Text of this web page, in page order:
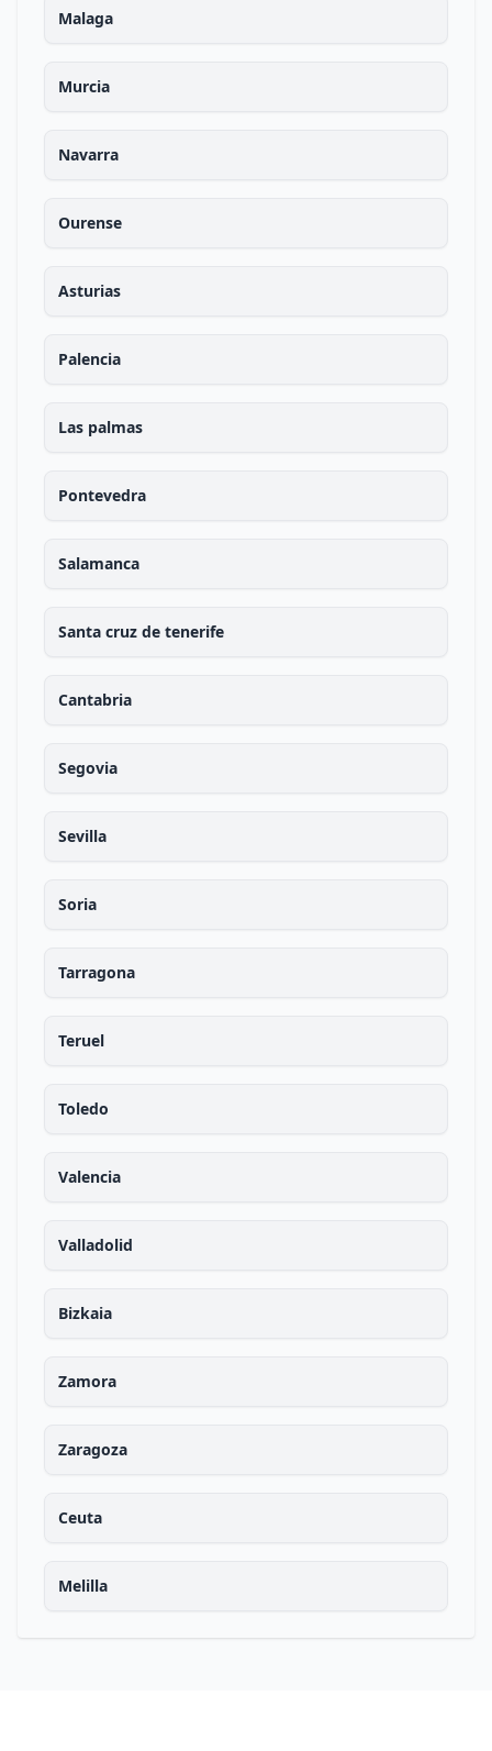
Malaga
Murcia
Navarra
Ourense
Asturias
Palencia
Las palmas
Pontevedra
Salamanca
Santa cruz de tenerife
Cantabria
Segovia
Sevilla
Soria
Tarragona
Teruel
Toledo
Valencia
Valladolid
Bizkaia
Zamora
Zaragoza
Ceuta
Melilla